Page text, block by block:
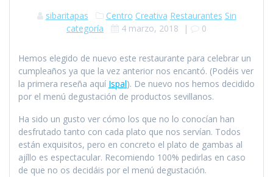
sibaritapas Centro Creativa Restaurantes Sin
categoría
4 marzo, 2018 | 0
Hemos elegido de nuevo este restaurante para celebrar un
cumpleaños ya que la vez anterior nos encantó. (Podéis ver
la primera reseña aquí Ispal). De nuevo nos hemos decidido
por el menú degustación de productos sevillanos.
Ha sido un gusto ver cómo los que no lo conocían han
desfrutado tanto con cada plato que nos servían. Todos
están exquisitos, pero en concreto el plato de gambas al
ajíllo es espectacular. Recomiendo 100% pedirlas en caso
de que no os decidáis por el menú degustación.